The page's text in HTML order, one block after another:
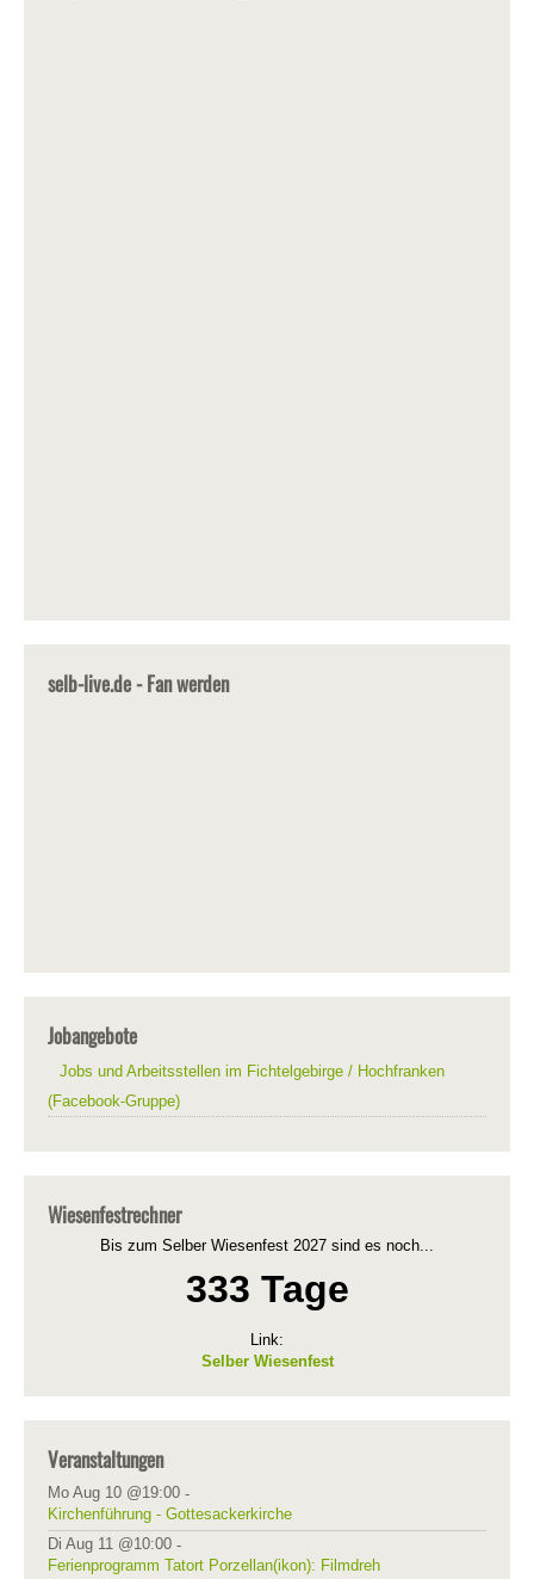
selb-live.de - Fan werden
Jobangebote
Jobs und Arbeitsstellen im Fichtelgebirge / Hochfranken
(Facebook-Gruppe)
Wiesenfestrechner
Bis zum Selber Wiesenfest 2027 sind es noch...
333 Tage
Link:
Selber Wiesenfest
Veranstaltungen
Mo Aug 10 @19:00 -
Kirchenführung - Gottesackerkirche
Di Aug 11 @10:00 -
Ferienprogramm Tatort Porzellan(ikon): Filmdreh